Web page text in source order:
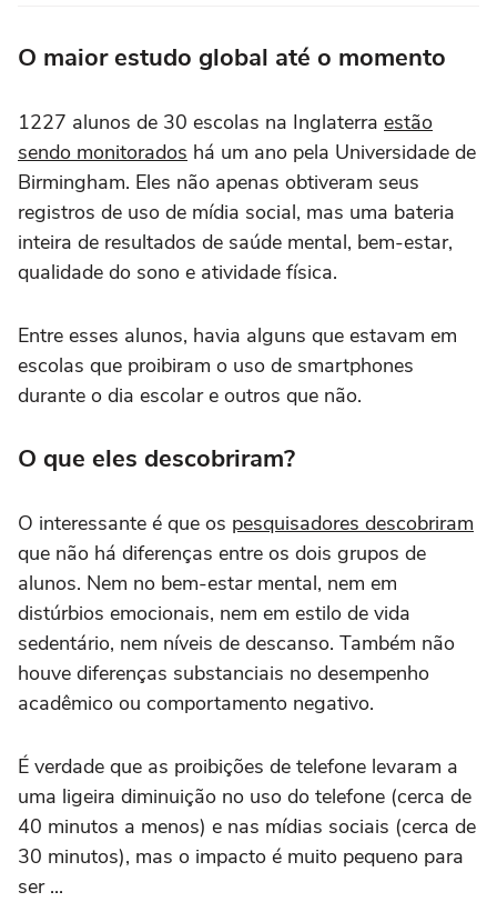
O maior estudo global até o momento
1227 alunos de 30 escolas na Inglaterra estão
sendo monitorados há um ano pela Universidade de
Birmingham. Eles não apenas obtiveram seus
registros de uso de mídia social, mas uma bateria
inteira de resultados de saúde mental, bem-estar,
qualidade do sono e atividade física.
Entre esses alunos, havia alguns que estavam em
escolas que proibiram o uso de smartphones
durante o dia escolar e outros que não.
O que eles descobriram?
O interessante é que os pesquisadores descobriram
que não há diferenças entre os dois grupos de
alunos. Nem no bem-estar mental, nem em
distúrbios emocionais, nem em estilo de vida
sedentário, nem níveis de descanso. Também não
houve diferenças substanciais no desempenho
acadêmico ou comportamento negativo.
É verdade que as proibições de telefone levaram a
uma ligeira diminuição no uso do telefone (cerca de
40 minutos a menos) e nas mídias sociais (cerca de
30 minutos), mas o impacto é muito pequeno para
ser ...